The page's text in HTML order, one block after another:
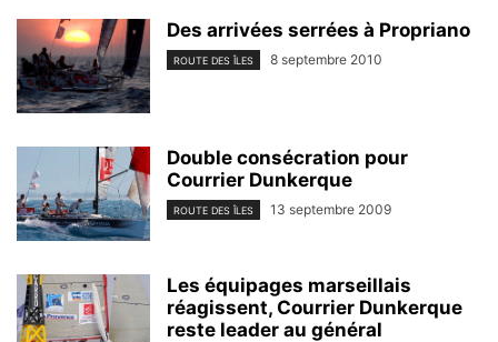
Des arrivées serrées à Propriano
ROUTE DES ÎLES 8 septembre 2010
Double consécration pour
Courrier Dunkerque
ROUTE DES ÎLES 13 septembre 2009
Les équipages marseillais
réagissent, Courrier Dunkerque
reste leader au général